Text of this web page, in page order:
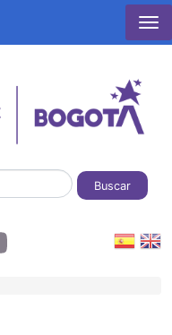
Buscar
de ayuda a la